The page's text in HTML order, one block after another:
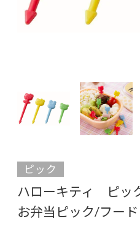
ピック
ハローキティ ピッ
お弁当ピック/フー